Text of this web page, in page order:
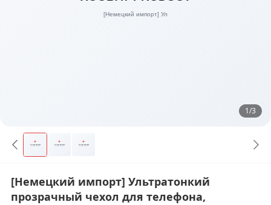
1/3
[Немецкий импорт] Ультратонкий
прозрачный чехол для телефона,